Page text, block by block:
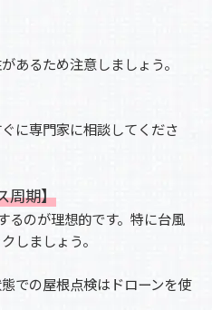
あるため注意しましょう。
に専門家に相談してくださ
周期】
るのが理想的です。特に台風
しましょう。
での屋根点検はドローンを使